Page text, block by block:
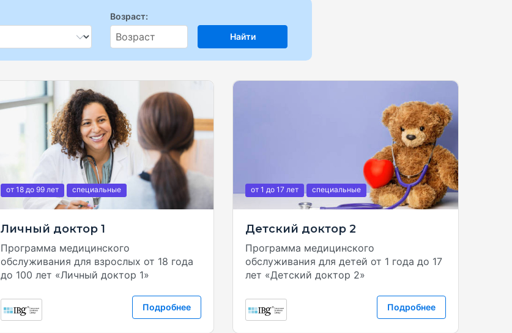
Возраст:
Найти
от 18 до 99 лет специальные
Личный доктор 1
Программа медицинского
обслуживания для взрослых от 18 года
до 100 лет «Личный доктор 1»
Подробнее
от 1 до 17 лет специальные
Детский доктор 2
Программа медицинского
обслуживания для детей от 1 года до 17
лет «Детский доктор 2»
Подробнее